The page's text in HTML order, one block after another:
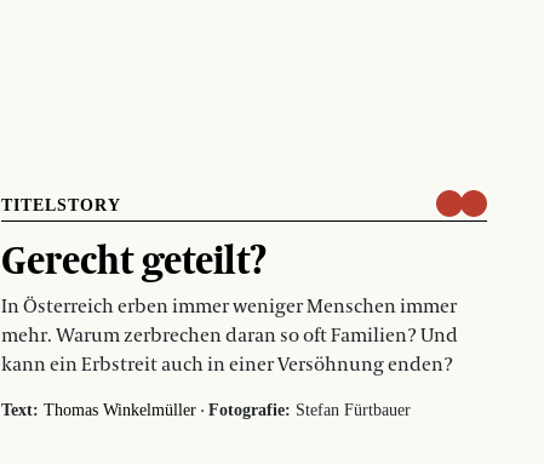
TITELSTORY
Gerecht geteilt?
In Österreich erben immer weniger Menschen immer
mehr. Warum zerbrechen daran so oft Familien? Und
kann ein Erbstreit auch in einer Versöhnung enden?
Text: Thomas Winkelmüller ·Fotografie: Stefan Fürtbauer